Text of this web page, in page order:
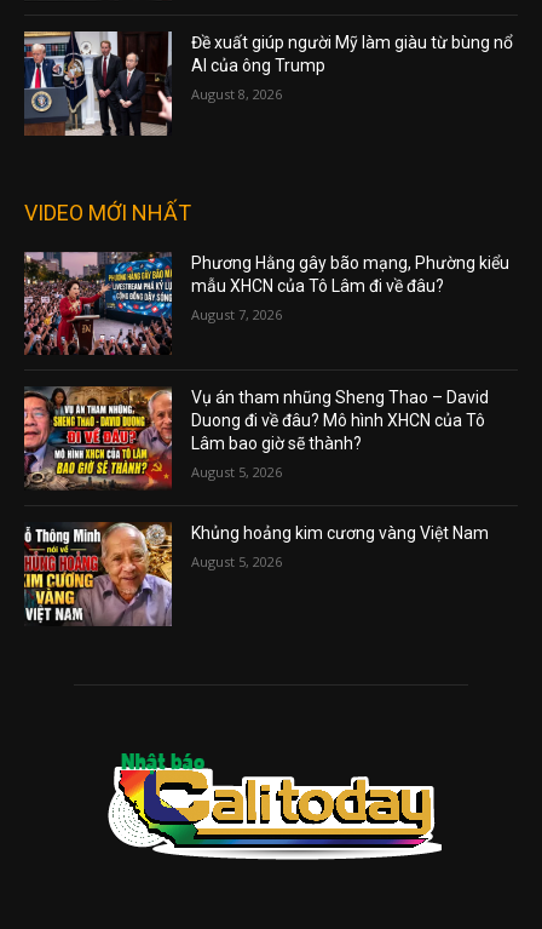
Đề xuất giúp người Mỹ làm giàu từ bùng nổ
AI của ông Trump
August 8, 2026
VIDEO MỚI NHẤT
Phương Hằng gây bão mạng, Phường kiểu
mẫu XHCN của Tô Lâm đi về đâu?
August 7, 2026
Vụ án tham nhũng Sheng Thao – David
Duong đi về đâu? Mô hình XHCN của Tô
Lâm bao giờ sẽ thành?
August 5, 2026
Khủng hoảng kim cương vàng Việt Nam
August 5, 2026